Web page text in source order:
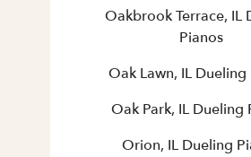
Oakbrook Terrace, IL
Pianos
Oak Lawn, IL Dueling
Oak Park, IL Dueling
Orion, IL Dueling